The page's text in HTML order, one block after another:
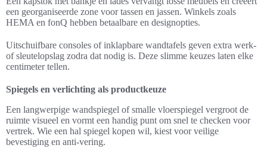
een georganiseerde zone voor tassen en jassen. Winkels zoals
HEMA en fonQ hebben betaalbare en designopties.
Uitschuifbare consoles of inklapbare wandtafels geven extra werk-
of sleutelopslag zodra dat nodig is. Deze slimme keuzes laten elke
centimeter tellen.
Spiegels en verlichting als productkeuze
Een langwerpige wandspiegel of smalle vloerspiegel vergroot de
ruimte visueel en vormt een handig punt om snel te checken voor
vertrek. Wie een hal spiegel kopen wil, kiest voor veilige
bevestiging en anti-vering.